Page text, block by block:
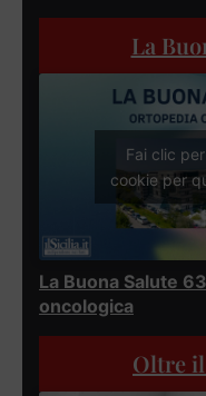
La
Fai clic
cookie per
La Buona Salute
oncologica
Oltre